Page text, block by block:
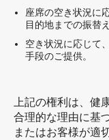
座席の空き状況に
目的地までの振替
空き状況に応じて
手段のご提供。
上記の権利は、健
合理的な理由に基
またはお客様が適